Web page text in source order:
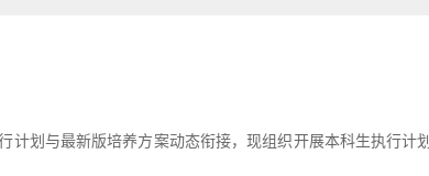
计划与最新版培养方案动态衔接，现组织开展本科生执行计划